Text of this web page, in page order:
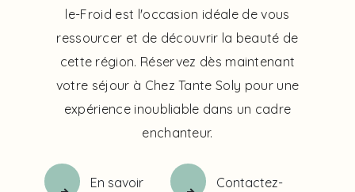
le-Froid est l'occasion idéale de vous
ressourcer et de découvrir la beauté de
cette région. Réservez dès maintenant
votre séjour à Chez Tante Soly pour une
expérience inoubliable dans un cadre
enchanteur.
En savoir
Contactez-